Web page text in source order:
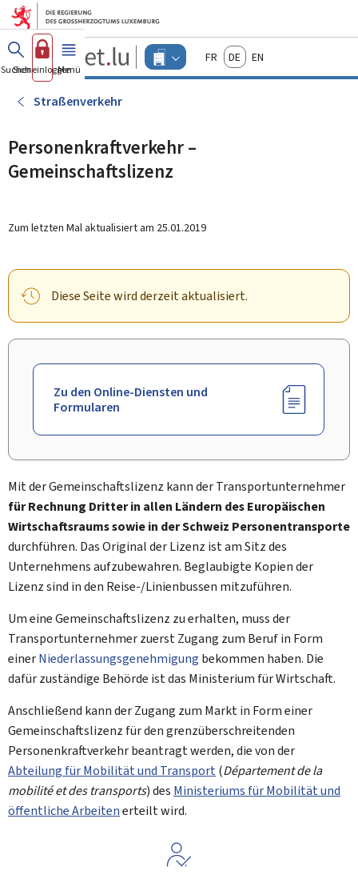
Zum Hauptmenü
Zum Inhalt
Guichet.lu
Changer
d'espace
actif
FrançaisDeutschEnglish
Suchen
Sich einloggen
Menü Haupt-
Straßenverkehr
Personenkraftverkehr –
Gemeinschaftslizenz
Zum letzten Mal aktualisiert am 25.01.2019
Diese Seite wird derzeit aktualisiert.
Zu den Online-Diensten und
Formularen
Mit der Gemeinschaftslizenz kann der Transportunternehmer
für Rechnung Dritter in allen Ländern des Europäischen
Wirtschaftsraums sowie in der Schweiz Personentransporte
durchführen. Das Original der Lizenz ist am Sitz des
Unternehmens aufzubewahren. Beglaubigte Kopien der
Lizenz sind in den Reise-/Linienbussen mitzuführen.
Um eine Gemeinschaftslizenz zu erhalten, muss der
Transportunternehmer zuerst Zugang zum Beruf in Form
einerNiederlassungsgenehmigung bekommen haben. Die
dafür zuständige Behörde ist das Ministerium für Wirtschaft.
Anschließend kann der Zugang zum Markt in Form einer
Gemeinschaftslizenz für den grenzüberschreitenden
Personenkraftverkehr beantragt werden, die von der
Abteilung für Mobilität und Transport(Département de la
mobilité et des transports) des Ministeriums für Mobilität und
öffentliche Arbeitenerteilt wird.